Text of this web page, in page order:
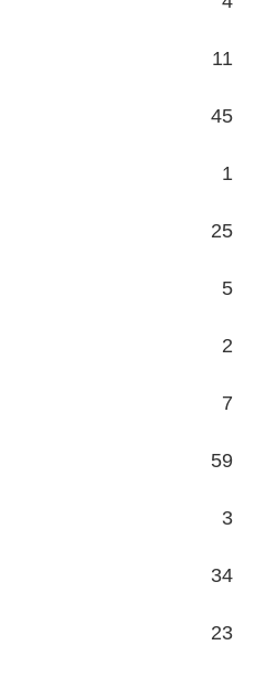
11
45
1
25
5
2
7
59
3
34
23